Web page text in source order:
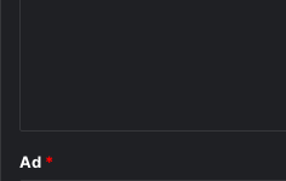
Ad *